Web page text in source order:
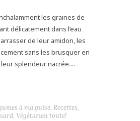
les graines de
délicatement dans l’eau
de leur amidon, les
sans les brusquer en
splendeur nacrée....
à ma guise, Recettes,
, Végétarien toute!